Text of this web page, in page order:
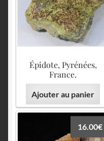
Épidote, Pyrénées,
France.
Ajouter au panier
16.00€